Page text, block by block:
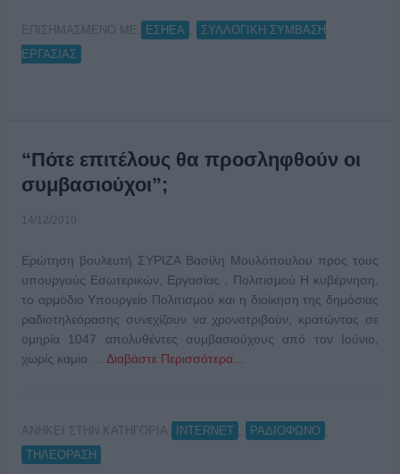
ΕΠΙΣΗΜΑΣΜΕΝΟ ΜΕ: ΕΣΗΕΑ
ΣΥΛΛΟΓΙΚΗ ΣΥΜΒΑΣΗ
ΕΡΓΑΣΙΑΣ
“Πότε επιτέλους θα προσληφθούν οι
συμβασιούχοι”;
14/12/2010
Ερώτηση βουλευτή ΣΥΡΙΖΑ Βασίλη Μουλόπουλου προς τους
υπουργούς Εσωτερικών, Εργασίας , Πολιτισμού Η κυβέρνηση,
το αρμόδιο Υπουργείο Πολιτισμού και η διοίκηση της δημόσιας
ραδιοτηλεόρασης συνεχίζουν να χρονοτριβούν, κρατώντας σε
ομηρία 1047 απολυθέντες συμβασιούχους από τον Ιούνιο,
χωρίς καμία … Διαβάστε Περισσότερα...
ΑΝΗΚΕΙ ΣΤΗΝ ΚΑΤΗΓΟΡΙΑ: INTERNET ΡΑΔΙΟΦΩΝΟ
ΤΗΛΕΟΡΑΣΗ